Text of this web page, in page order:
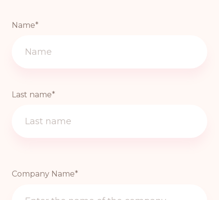
Name*
Last name*
Company Name*